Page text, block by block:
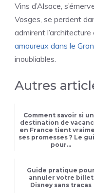
Vins d’Alsace,
Vosges, se perdent
admirent l’architecture
amoureux dans le
inoubliables.
Autres
Comment savoir si
destination de
en France tient
ses promesses ? Le
pour...
Guide pratique pour
annuler votre billet
Disney sans tracas